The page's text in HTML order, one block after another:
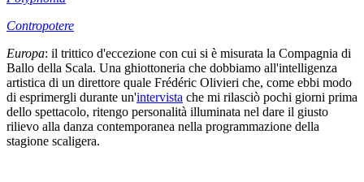
Contropotere
Europa: il trittico d'eccezione con cui si è misurata la Compagnia di
Ballo della Scala. Una ghiottoneria che dobbiamo all'intelligenza
artistica di un direttore quale Frédéric Olivieri che, come ebbi modo
di esprimergli durante un'intervista che mi rilasciò pochi giorni prima
dello spettacolo, ritengo personalità illuminata nel dare il giusto
rilievo alla danza contemporanea nella programmazione della
stagione scaligera.